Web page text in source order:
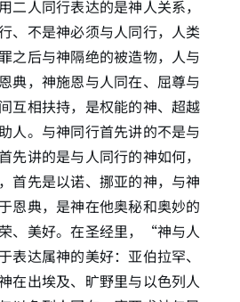
人同行表达的是神人关系，
、不是神必须与人同行，人类
之后与神隔绝的被造物，人与
典，神施恩与人同在、屈尊与
互相扶持，是权能的神、超越
人。与神同行首先讲的不是与
先讲的是与人同行的神如何，
首先是以诺、挪亚的神，与神
恩典，是神在他奥秘和奥妙的
、美好。在圣经里，“神与人
达属神的美好：亚伯拉罕、
在出埃及、旷野里与以色列人